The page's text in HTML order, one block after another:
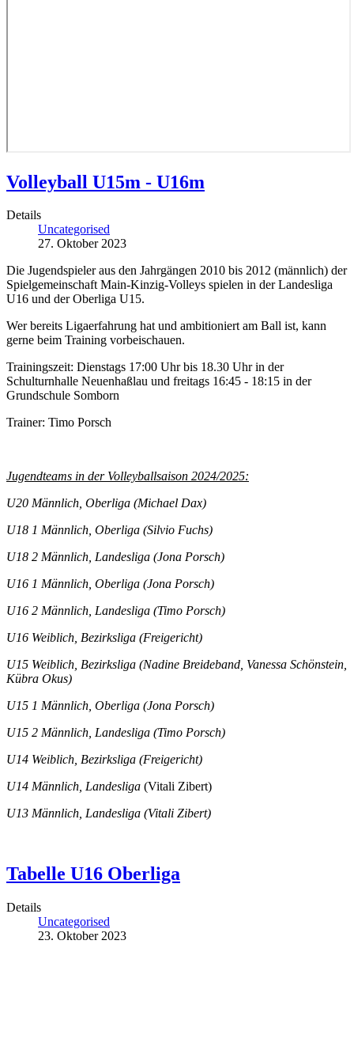
Volleyball U15m - U16m
Details
Uncategorised
27. Oktober 2023
Die Jugendspieler aus den Jahrgängen 2010 bis 2012 (männlich) der
Spielgemeinschaft Main-Kinzig-Volleys spielen in der Landesliga
U16 und der Oberliga U15.
Wer bereits Ligaerfahrung hat und ambitioniert am Ball ist, kann
gerne beim Training vorbeischauen.
Trainingszeit: Dienstags 17:00 Uhr bis 18.30 Uhr in der
Schulturnhalle Neuenhaßlau und freitags 16:45 - 18:15 in der
Grundschule Somborn
Trainer: Timo Porsch
Jugendteams in der Volleyballsaison 2024/2025:
U20 Männlich, Oberliga (Michael Dax)
U18 1 Männlich, Oberliga (Silvio Fuchs)
U18 2 Männlich, Landesliga (Jona Porsch)
U16 1 Männlich, Oberliga (Jona Porsch)
U16 2 Männlich, Landesliga (Timo Porsch)
U16 Weiblich, Bezirksliga (Freigericht)
U15 Weiblich, Bezirksliga (Nadine Breideband, Vanessa Schönstein,
Kübra Okus)
U15 1 Männlich, Oberliga (Jona Porsch)
U15 2 Männlich, Landesliga (Timo Porsch)
U14 Weiblich, Bezirksliga (Freigericht)
U14 Männlich, Landesliga (Vitali Zibert)
U13 Männlich, Landesliga (Vitali Zibert)
Tabelle U16 Oberliga
Details
Uncategorised
23. Oktober 2023